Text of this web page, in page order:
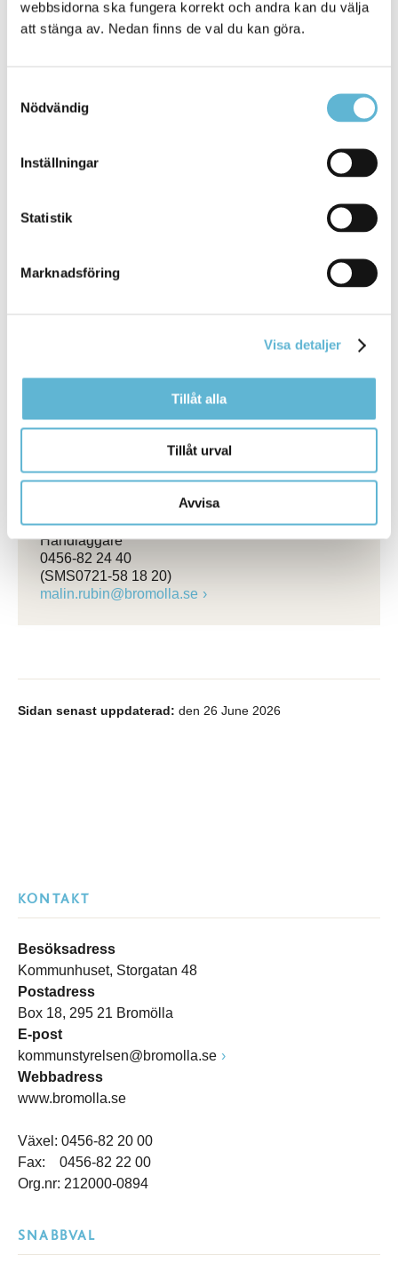
webbsidorna ska fungera korrekt och andra kan du välja
att stänga av. Nedan finns de val du kan göra.
Nödvändig
Inställningar
Statistik
Marknadsföring
Visa detaljer
Tillåt alla
Tillåt urval
Avvisa
Storgatan 69 A
295 35 Bromölla
komvux@bromolla.se
0456-82 20 52
Terese Andersson
lena.limsund@bromolla.se
Studie- och yrkesvägledare
0456-82 25 36
Malin Rubin
Handläggare
0456-82 24 40
(SMS0721-58 18 20)
malin.rubin@bromolla.se
Sidan senast uppdaterad: den 26 June 2026
KONTAKT
Besöksadress
Kommunhuset, Storgatan 48
Postadress
Box 18, 295 21 Bromölla
E-post
kommunstyrelsen@bromolla.se
Webbadress
www.bromolla.se
Växel: 0456-82 20 00
Fax: 0456-82 22 00
Org.nr: 212000-0894
SNABBVAL